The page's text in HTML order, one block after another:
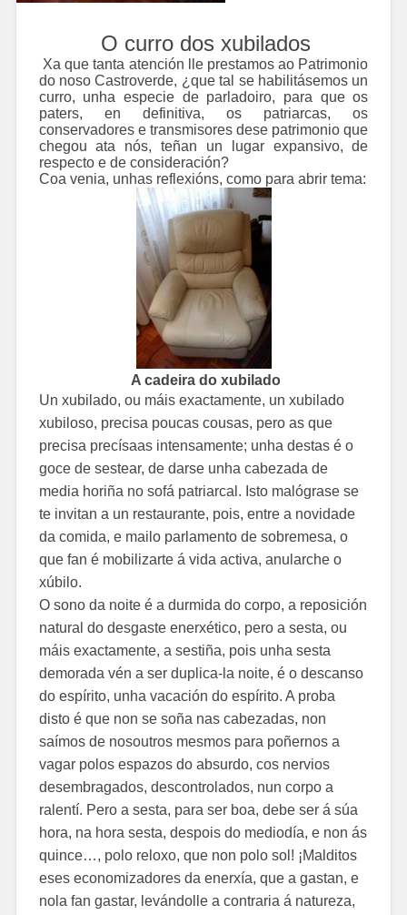
O curro dos xubilados
Xa que tanta atención lle prestamos ao Patrimonio
do noso Castroverde, ¿que tal se habilitásemos un
curro, unha especie de parladoiro, para que os
paters, en definitiva, os patriarcas, os
conservadores e transmisores dese patrimonio que
chegou ata nós, teñan un lugar expansivo, de
respecto e de consideración?
Coa venia, unhas reflexións, como para abrir tema:
A cadeira do xubilado
Un xubilado, ou máis exactamente, un xubilado
xubiloso, precisa poucas cousas, pero as que
precisa precísaas intensamente; unha destas é o
goce de sestear, de darse unha cabezada de
media horiña no sofá patriarcal. Isto malógrase se
te invitan a un restaurante, pois, entre a novidade
da comida, e mailo parlamento de sobremesa, o
que fan é mobilizarte á vida activa, anularche o
xúbilo.
O sono da noite é a durmida do corpo, a reposición
natural do desgaste enerxético, pero a sesta, ou
máis exactamente, a sestiña, pois unha sesta
demorada vén a ser duplica-la noite, é o descanso
do espírito, unha vacación do espírito. A proba
disto é que non se soña nas cabezadas, non
saímos de nosoutros mesmos para poñernos a
vagar polos espazos do absurdo, cos nervios
desembragados, descontrolados, nun corpo a
ralentí. Pero a sesta, para ser boa, debe ser á súa
hora, na hora sesta, despois do mediodía, e non ás
quince…, polo reloxo, que non polo sol! ¡Malditos
eses economizadores da enerxía, que a gastan, e
nola fan gastar, levándolle a contraria á natureza,